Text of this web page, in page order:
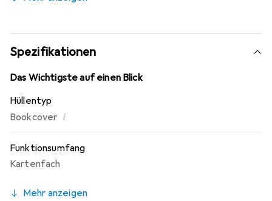
Sie wird zum schicken und unverzichtbaren Accessoire für
hochwertigen Produkte ist die Marke Noreve eine
zuverlässige Wahl für eine anspruchsvolle Kundschaft.
Spezifikationen
Das Wichtigste auf einen Blick
Hüllentyp
Bookcover i
Funktionsumfang
Kartenfach
Mehr anzeigen